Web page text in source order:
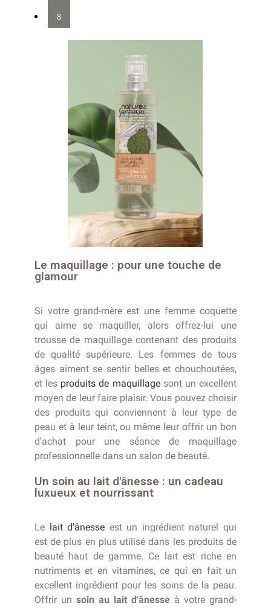
8
Le maquillage : pour une touche de
glamour
Si votre grand-mère est une femme coquette
qui aime se maquiller, alors offrez-lui une
trousse de maquillage contenant des produits
de qualité supérieure. Les femmes de tous
âges aiment se sentir belles et chouchoutées,
et les produits de maquillagesont un excellent
moyen de leur faire plaisir. Vous pouvez choisir
des produits qui conviennent à leur type de
peau et à leur teint, ou même leur offrir un bon
d'achat pour une séance de maquillage
professionnelle dans un salon de beauté.
Un soin au lait d'ânesse : un cadeau
luxueux et nourrissant
Le lait d'ânesse est un ingrédient naturel qui
est de plus en plus utilisé dans les produits de
beauté haut de gamme. Ce lait est riche en
nutriments et en vitamines, ce qui en fait un
excellent ingrédient pour les soins de la peau.
Offrir unsoin au lait d'ânesse à votre grand-